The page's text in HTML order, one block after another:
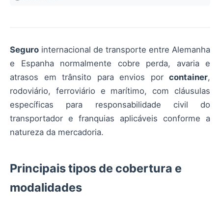
Seguro internacional de transporte entre Alemanha
e Espanha normalmente cobre perda, avaria e
atrasos em trânsito para envios por container,
rodoviário, ferroviário e marítimo, com cláusulas
específicas para responsabilidade civil do
transportador e franquias aplicáveis conforme a
natureza da mercadoria.
Principais tipos de cobertura e
modalidades